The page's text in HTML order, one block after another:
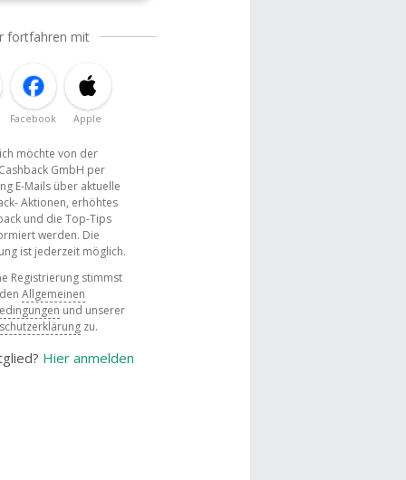
fortfahren mit
Facebook Apple
ich möchte von der
GmbH per
E-Mails über aktuelle
Aktionen, erhöhtes
und die Top-Tips
werden. Die
ist jederzeit möglich.
Registrierung stimmst
Allgemeinen
und unserer
zu.
Hier anmelden